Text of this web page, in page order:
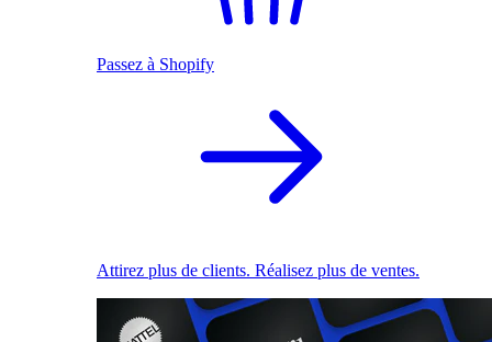
Passez à Shopify
Attirez plus de clients. Réalisez plus de ventes.